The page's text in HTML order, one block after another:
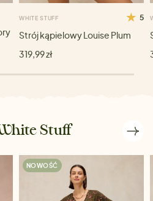
WHITE STUFF 5
Strój kąpielowy Louise Plum
319,99 zł
Stuff
NOWOŚĆ